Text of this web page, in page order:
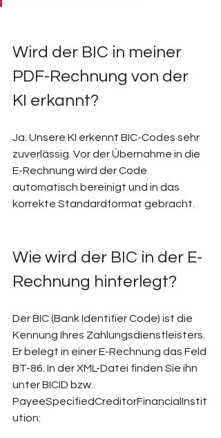
Wird der BIC in meiner
PDF-Rechnung von der
KI erkannt?
Ja. Unsere KI erkennt BIC-Codes sehr
zuverlässig. Vor der Übernahme in die
E-Rechnung wird der Code
automatisch bereinigt und in das
korrekte Standardformat gebracht.
Wie wird der BIC in der E-
Rechnung hinterlegt?
Der BIC (Bank Identifier Code) ist die
Kennung Ihres Zahlungsdienstleisters.
Er belegt in einer E-Rechnung das Feld
BT-86. In der XML-Datei finden Sie ihn
unter BICID bzw.
PayeeSpecifiedCreditorFinancialInstit
ution: